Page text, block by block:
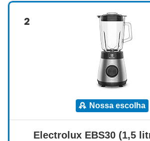
2
nossa escolha
Electrolux EBS30 (1,5